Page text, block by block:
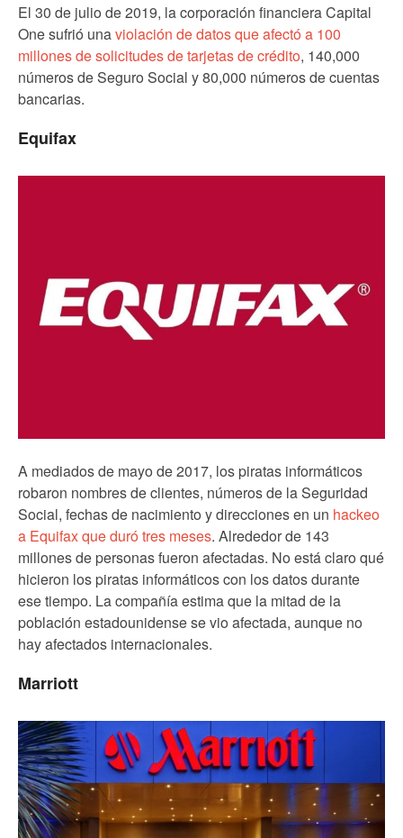
El 30 de julio de 2019, la corporación financiera Capital
One sufrió unaviolación de datos que afectó a 100
millones de solicitudes de tarjetas de crédito, 140,000
números de Seguro Social y 80,000 números de cuentas
bancarias.
Equifax
A mediados de mayo de 2017, los piratas informáticos
robaron nombres de clientes, números de la Seguridad
Social, fechas de nacimiento y direcciones en un hackeo
a Equifax que duró tres meses. Alrededor de 143
millones de personas fueron afectadas. No está claro qué
hicieron los piratas informáticos con los datos durante
ese tiempo. La compañía estima que la mitad de la
población estadounidense se vio afectada, aunque no
hay afectados internacionales.
Marriott